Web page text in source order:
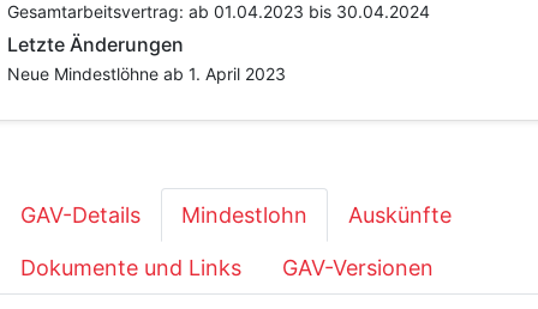
Gesamtarbeitsvertrag: ab 01.04.2023 bis 30.04.2024
Letzte Änderungen
Neue Mindestlöhne ab 1. April 2023
GAV-Details Mindestlohn Auskünfte
Dokumente und Links GAV-Versionen